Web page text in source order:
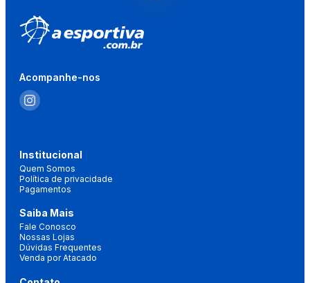
Acompanhe-nos
Institucional
Quem Somos
Política de privacidade
Pagamentos
Saiba Mais
Fale Conosco
Nossas Lojas
Dúvidas Frequentes
Venda por Atacado